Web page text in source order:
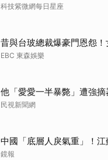
科技紫微網每日星座
昔與台玻總裁爆豪門恩怨
EBC 東森娛樂
他「愛愛一半暴斃」遭強
民視新聞網
中國「底層人戾氣重」！
鏡報